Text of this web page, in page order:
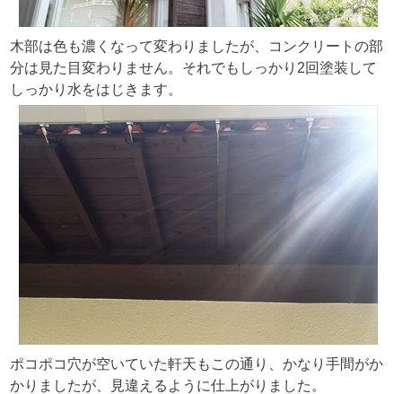
木部は色も濃くなって変わりましたが、コンクリートの部
分は見た目変わりません。それでもしっかり2回塗装して
しっかり水をはじきます。
ポコポコ穴が空いていた軒天もこの通り、かなり手間がか
かりましたが、見違えるように仕上がりました。